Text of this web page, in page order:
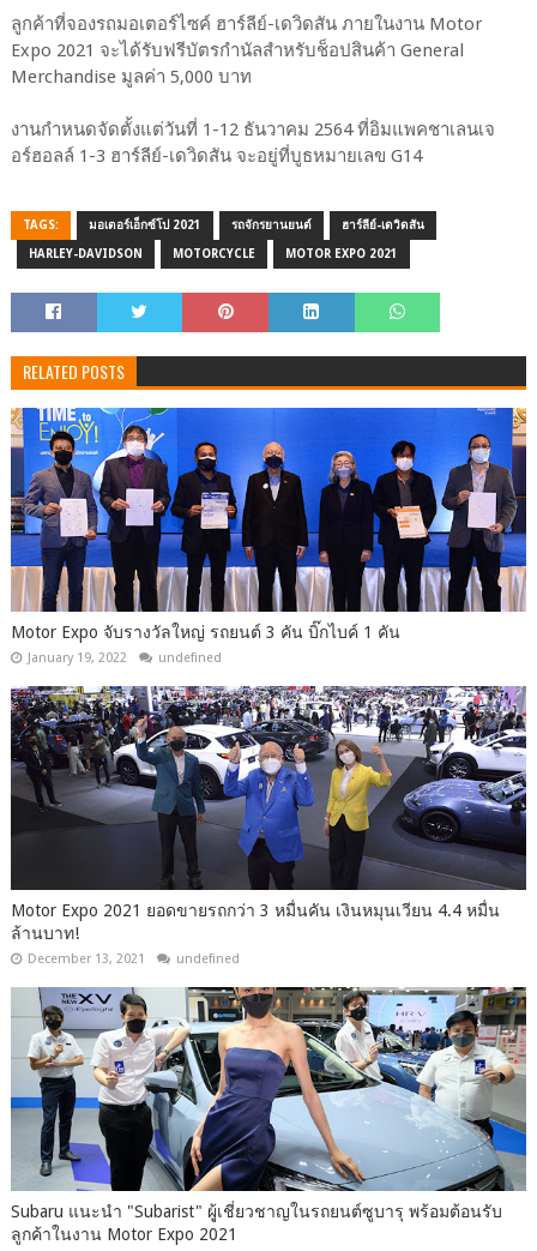
ลูกค้าที่จองรถมอเตอร์ไซค์ ฮาร์ลีย์-เดวิดสัน ภายในงาน Motor
Expo 2021 จะได้รับฟรีบัตรกำนัลสำหรับช็อปสินค้า General
Merchandise มูลค่า 5,000 บาท
งานกำหนดจัดตั้งแต่วันที่ 1-12 ธันวาคม 2564 ที่อิมแพคชาเลนเจ
อร์ฮอลล์ 1-3 ฮาร์ลีย์-เดวิดสัน จะอยู่ที่บูธหมายเลข G14
TAGS: มอเตอร์เอ็กซ์โป 2021 รถจักรยานยนต์ ฮาร์ลีย์-เดวิดสัน
HARLEY-DAVIDSON MOTORCYCLE MOTOR EXPO 2021
RELATED POSTS
Motor Expo จับรางวัลใหญ่ รถยนต์ 3 คัน บิ๊กไบค์ 1 คัน
January 19, 2022 undefined
Motor Expo 2021 ยอดขายรถกว่า 3 หมื่นคัน เงินหมุนเวียน 4.4 หมื่น
ล้านบาท!
December 13, 2021 undefined
Subaru แนะนำ "Subarist" ผุู้เชี่ยวชาญในรถยนต์ซูบารุ พร้อมต้อนรับ
ลูกค้าในงาน Motor Expo 2021